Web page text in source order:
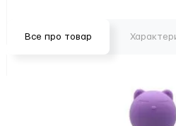
Все про товар